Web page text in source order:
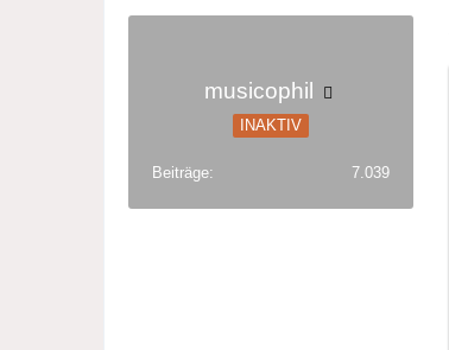
musicophil
INAKTIV
Beiträge 7.039